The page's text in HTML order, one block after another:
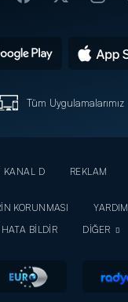
Tüm Uygulamalarımız
KANAL D REKLAM
KORUNMASI
YARDIM
HATA BİLDİR
DİĞER